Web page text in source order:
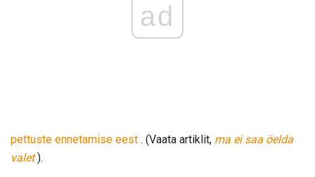
ad
pettuste ennetamise eest . (Vaata artiklit, ma ei saa öelda
valet).